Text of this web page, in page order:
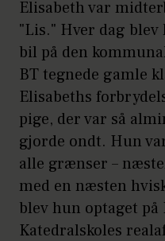
Elisabeth var
"Lis." Hver dag
bil på den
BT tegnede gamle
Elisabeths
pige, der var så
gjorde ondt. Hun
alle grænser –
med en næsten
blev hun optaget på
Katedralskoles